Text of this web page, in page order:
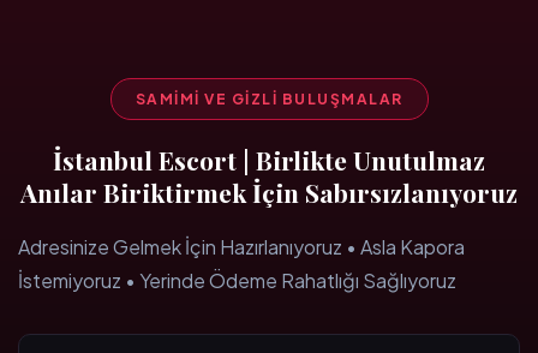
SAMIMI VE GIZLI BULUŞMALAR
İstanbul Escort | Birlikte Unutulmaz
Anılar Biriktirmek İçin Sabırsızlanıyoruz
Adresinize Gelmek İçin Hazırlanıyoruz • Asla Kapora
İstemiyoruz • Yerinde Ödeme Rahatlığı Sağlıyoruz